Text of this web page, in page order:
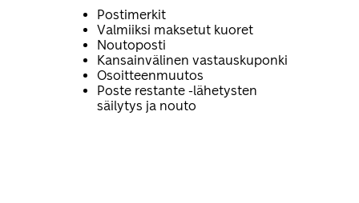
Postimerkit
Valmiiksi maksetut kuoret
Noutoposti
Kansainvälinen vastauskuponki
Osoitteenmuutos
Poste restante -lähetysten
säilytys ja nouto